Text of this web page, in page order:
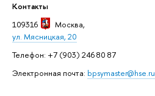
Контакты
109316
Москва,
ул. Мясницкая, 20
Телефон: +7 (903) 246 80 87
Электронная почта: bpsymaster@hse.ru